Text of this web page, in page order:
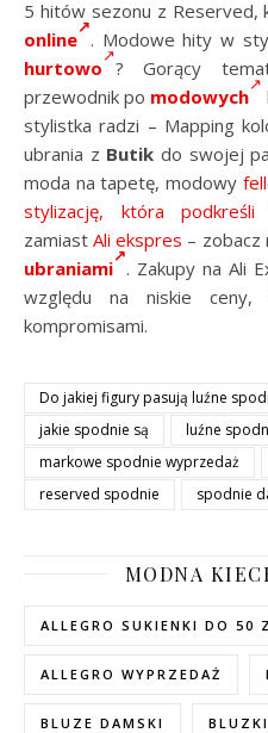
5 hitów sezonu z
online . Modowe hity w
hurtowo ? Gorący
przewodnik po modowych
stylistka radzi – Mapping
ubrania z Butik do swojej
moda na tapetę, modowy
stylizację, która podkreśli
zamiastAli ekspres – zobacz
ubraniami . Zakupy na Ali
względu na niskie
kompromisami.
Do jakiej figury pasują luźne
jakie spodnie są
luźne
markowe spodnie wyprzedaż
reserved spodnie
spodnie
MODNA
ALLEGRO SUKIENKI DO 50
ALLEGRO WYPRZEDAŻ
BLUZE DAMSKI